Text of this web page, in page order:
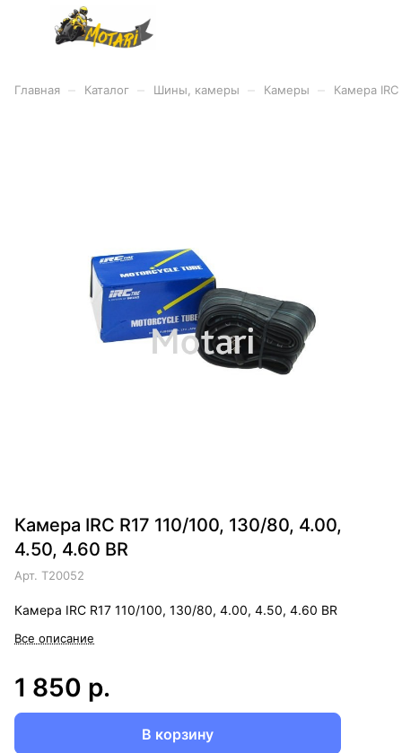
Главная Каталог Шины, камеры Камеры Камера
Камера IRC R17 110/100, 130/80, 4.00,
4.50, 4.60 BR
Арт. T20052
Камера IRC R17 110/100, 130/80, 4.00, 4.50, 4.60 BR
Все описание
1 850 р.
В корзину